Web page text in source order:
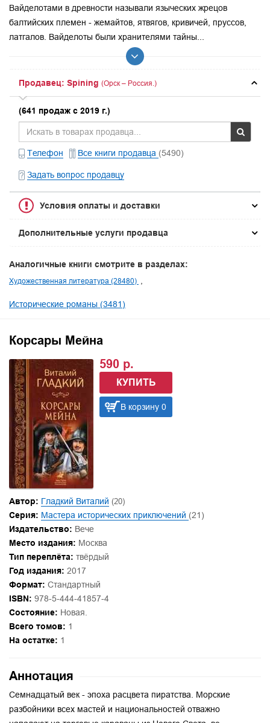
Вайделотами в древности называли языческих жрецов
балтийских племен - жемайтов, ятвягов, кривичей, пруссов,
латгалов. Вайделоты были хранителями тайны...
Продавец: Spining (Орск – Россия.)
(641 продаж с 2019 г.)
Телефон Все книги продавца (5490)
Задать вопрос продавцу
Условия оплаты и доставки
Дополнительные услуги продавца
Аналогичные книги смотрите в разделах:
Художественная литература (28480)
Исторические романы (3481)
Корсары Мейна
590 р.
КУПИТЬ
В корзину 0
Автор: Гладкий Виталий (20)
Серия: Мастера исторических приключений (21)
Издательство: Вече
Место издания: Москва
Тип переплёта: твёрдый
Год издания: 2017
Формат: Стандартный
ISBN: 978-5-444-41857-4
Состояние: Новая.
Всего томов: 1
На остатке: 1
Аннотация
Семнадцатый век - эпоха расцвета пиратства. Морские
разбойники всех мастей и национальностей отважно